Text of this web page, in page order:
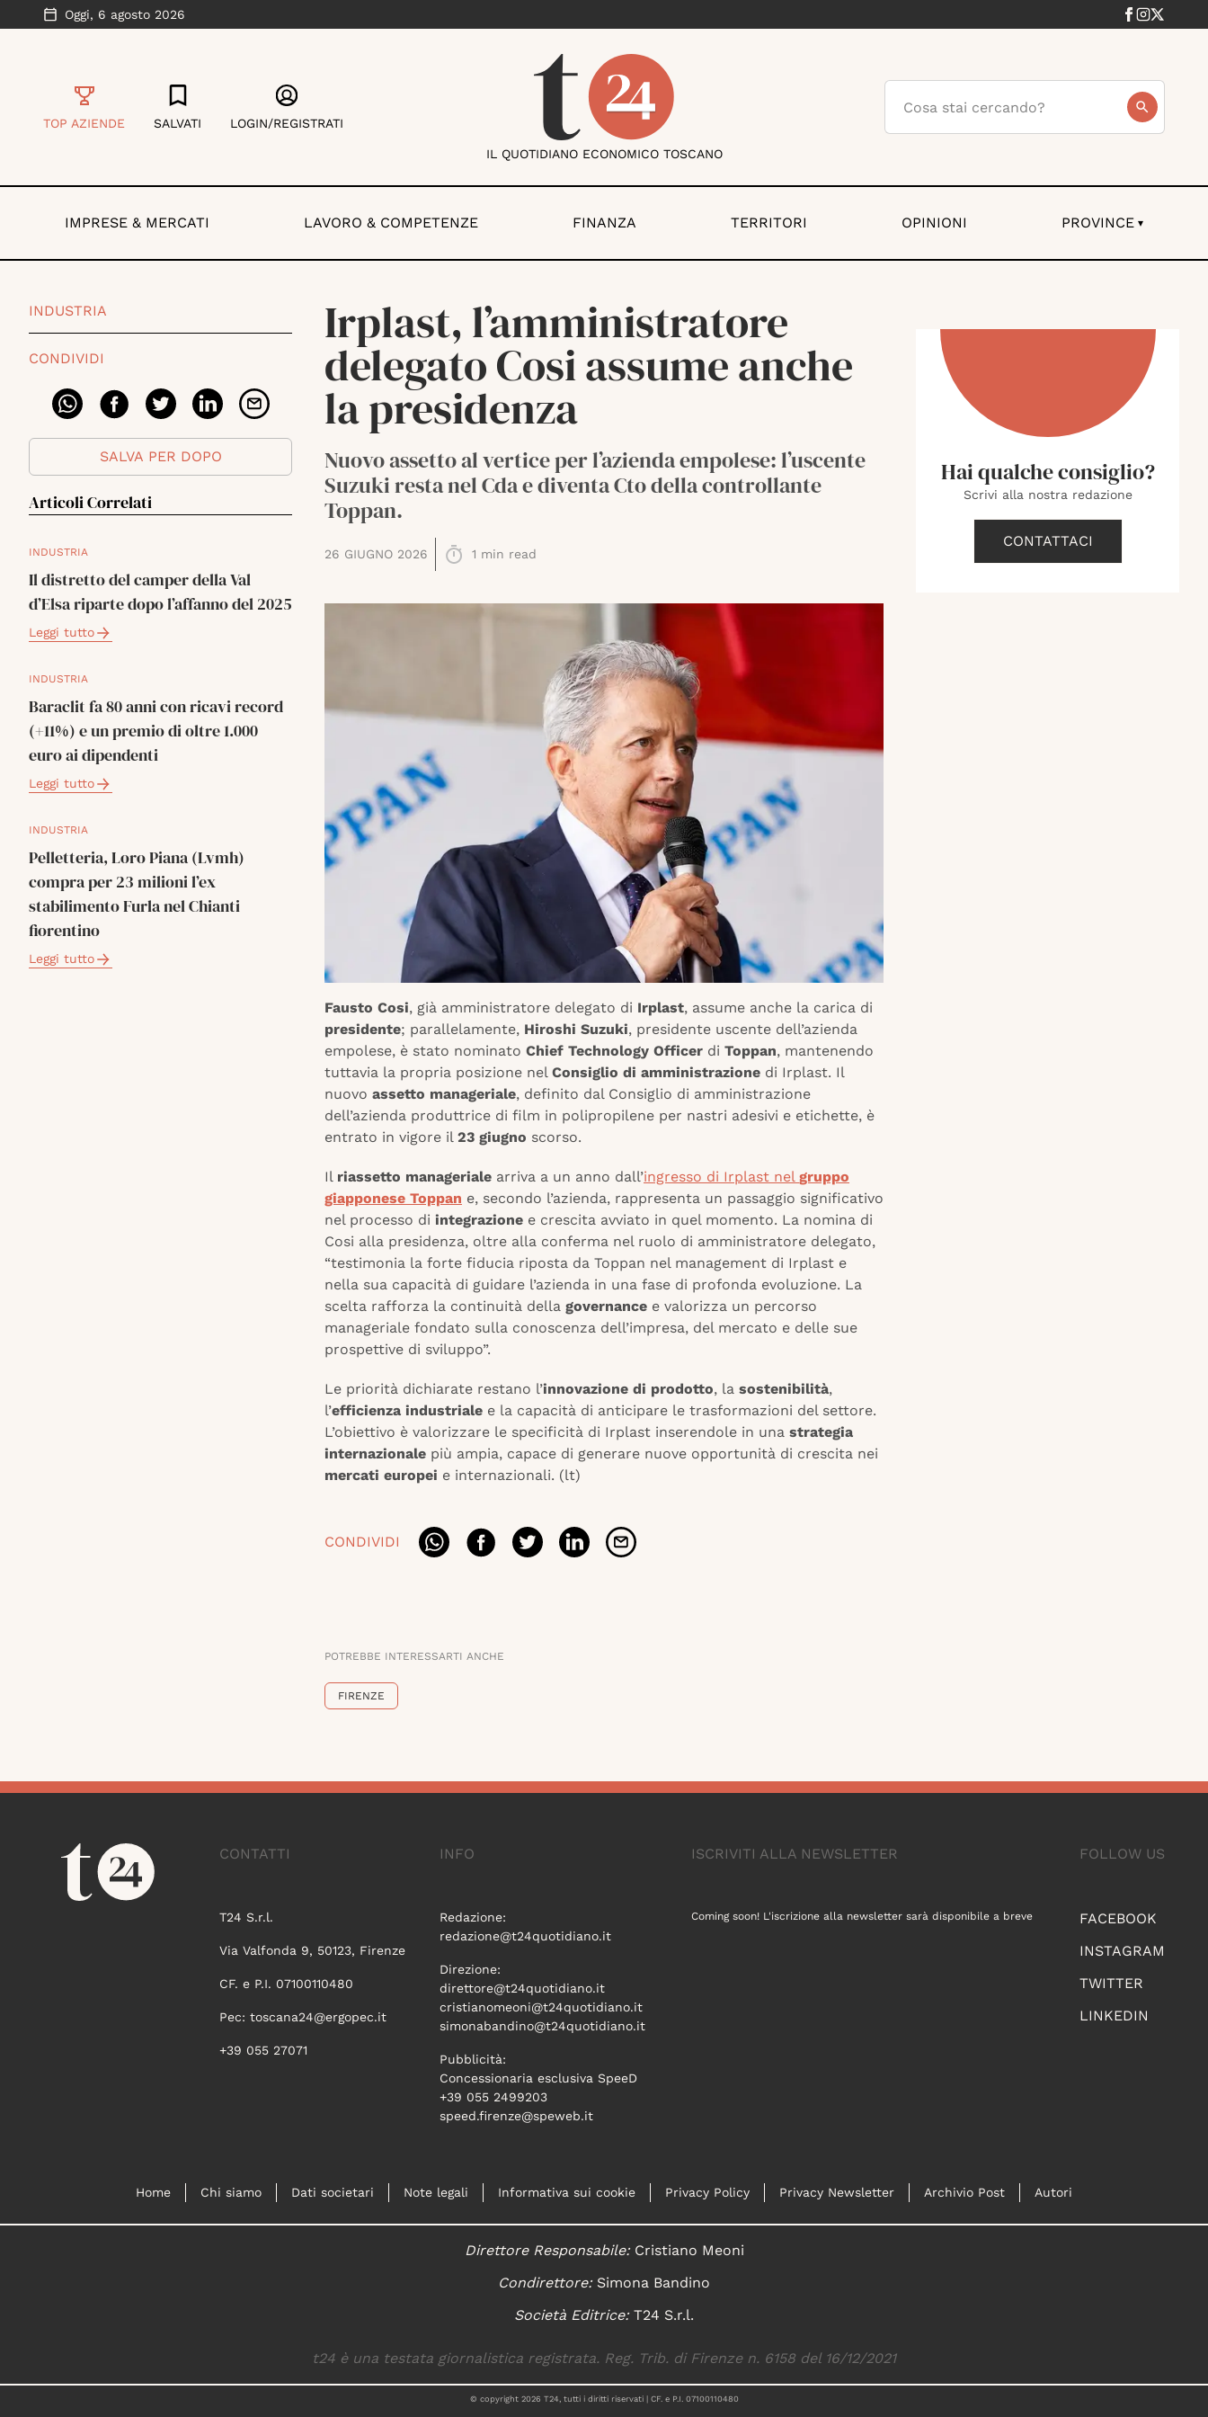
Oggi, 6 agosto 2026
TOP AZIENDE SALVATI LOGIN/REGISTRATI
IL QUOTIDIANO ECONOMICO TOSCANO
IMPRESE & MERCATI LAVORO & COMPETENZE FINANZA TERRITORI OPINIONI PROVINCE ▾
INDUSTRIA
CONDIVIDI
SALVA PER DOPO
Articoli Correlati
INDUSTRIA
Il distretto del camper della Val
d’Elsa riparte dopo l’affanno del 2025
Leggi tutto
INDUSTRIA
Baraclit fa 80 anni con ricavi record
(+11%) e un premio di oltre 1.000
euro ai dipendenti
Leggi tutto
INDUSTRIA
Pelletteria, Loro Piana (Lvmh)
compra per 23 milioni l’ex
stabilimento Furla nel Chianti
fiorentino
Leggi tutto
Irplast, l’amministratore
delegato Cosi assume anche
la presidenza
Nuovo assetto al vertice per l’azienda empolese: l’uscente
Suzuki resta nel Cda e diventa Cto della controllante
Toppan.
26 GIUGNO 2026 1 min read
Fausto Cosi, già amministratore delegato di Irplast, assume anche la carica di
presidente; parallelamente, Hiroshi Suzuki, presidente uscente dell’azienda
empolese, è stato nominato Chief Technology Officer di Toppan, mantenendo
tuttavia la propria posizione nel Consiglio di amministrazione di Irplast. Il
nuovo assetto manageriale, definito dal Consiglio di amministrazione
dell’azienda produttrice di film in polipropilene per nastri adesivi e etichette, è
entrato in vigore il 23 giugno scorso.
Il riassetto manageriale arriva a un anno dall’ingresso di Irplast nel gruppo
giapponese Toppan e, secondo l’azienda, rappresenta un passaggio significativo
nel processo di integrazione e crescita avviato in quel momento. La nomina di
Cosi alla presidenza, oltre alla conferma nel ruolo di amministratore delegato,
“testimonia la forte fiducia riposta da Toppan nel management di Irplast e
nella sua capacità di guidare l’azienda in una fase di profonda evoluzione. La
scelta rafforza la continuità della governance e valorizza un percorso
manageriale fondato sulla conoscenza dell’impresa, del mercato e delle sue
prospettive di sviluppo”.
Le priorità dichiarate restano l’innovazione di prodotto, la sostenibilità,
l’efficienza industriale e la capacità di anticipare le trasformazioni del settore.
L’obiettivo è valorizzare le specificità di Irplast inserendole in una strategia
internazionale più ampia, capace di generare nuove opportunità di crescita nei
mercati europei e internazionali. (lt)
CONDIVIDI
POTREBBE INTERESSARTI ANCHE
FIRENZE
Hai qualche consiglio?
Scrivi alla nostra redazione
CONTATTACI
CONTATTI
T24 S.r.l.
Via Valfonda 9, 50123, Firenze
CF. e P.I. 07100110480
Pec: toscana24@ergopec.it
+39 055 27071
INFO
Redazione:
redazione@t24quotidiano.it
Direzione:
direttore@t24quotidiano.it
cristianomeoni@t24quotidiano.it
simonabandino@t24quotidiano.it
Pubblicità:
Concessionaria esclusiva SpeeD
+39 055 2499203
speed.firenze@speweb.it
FOLLOW US
FACEBOOK
INSTAGRAM
TWITTER
LINKEDIN
ISCRIVITI ALLA NEWSLETTER
Coming soon! L'iscrizione alla newsletter sarà disponibile a breve
Home Chi siamo Dati societari Note legali Informativa sui cookie Privacy Policy Privacy Newsletter Archivio Post Autori
Direttore Responsabile:Cristiano Meoni
Condirettore:Simona Bandino
Società Editrice:T24 S.r.l.
t24 è una testata giornalistica registrata. Reg. Trib. di Firenze n. 6158 del 16/12/2021
© copyright 2026 T24, tutti i diritti riservati | CF. e P.I. 07100110480